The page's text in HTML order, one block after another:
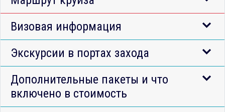
Визовая информация
Экскурсии в портах захода
Дополнительные пакеты и что
включено в стоимость